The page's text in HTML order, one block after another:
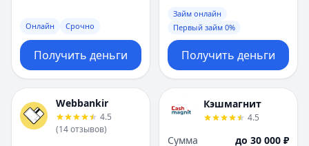
Онлайн Срочно
Получить деньги
Займ онлайн
Первый займ 0%
Получить деньги
Webbankir
4.5
(14отзывов)
Кэшмагнит
4.5
Сумма
до 30 000 ₽